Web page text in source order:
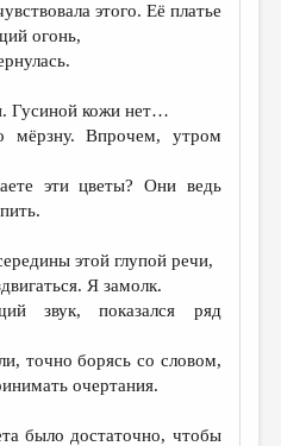
этого. Её платье
огонь,
Гусиной кожи нет…
Впрочем, утром
эти цветы? Они ведь
этой глупой речи,
Я замолк.
звук, показался ряд
точно борясь со словом,
очертания.
было достаточно, чтобы